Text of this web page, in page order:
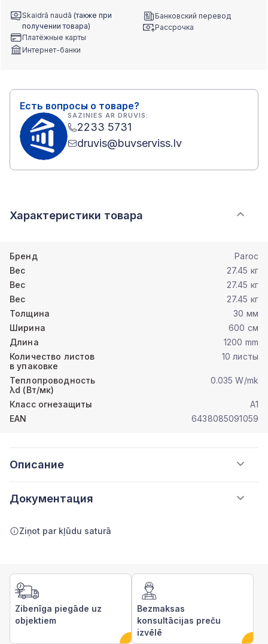
Skaidrā naudā (также при
получении товара)
Платёжные карты
Интернет-банки
Банковский перевод
Рассрочка
Есть вопросы о товаре?
SAZINIES AR DRUVIS:
2233 5731
druvis@buvserviss.lv
Характеристики товара
Бренд
Paroc
Вес
27.45 кг
Вес
27.45 кг
Вес
27.45 кг
Толщина
30 мм
Ширина
600 см
Длина
1200 mm
Количество листов
в упаковке
10 листы
Теплопроводность
λd (Вт/мк)
0.035 W/mk
Класс огнезащиты
A1
EAN
6438085091059
Описание
Документация
Ziņot par kļūdu saturā
Zibenīga piegāde uz
objektiem
Bezmaksas
konsultācijas preču
izvēlē